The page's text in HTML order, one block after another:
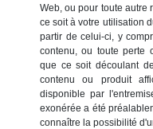
Web, ou pour toute autre
ce soit à votre utilisation
partir de celui-ci, y
contenu, ou toute perte
que ce soit découlant
contenu ou produit
disponible par
exonérée a été
connaître la possibilité